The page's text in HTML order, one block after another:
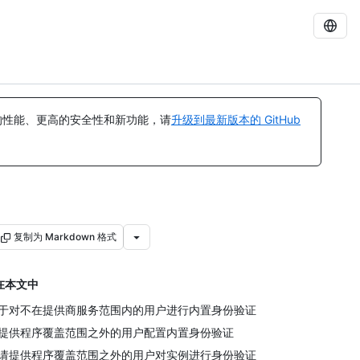
能、更高的安全性和新功能，请升级到最新版本的 GitHub
复制为 Markdown 格式
本文中
对不在提供商服务范围内的用户进行内置身份验证
供程序覆盖范围之外的用户配置内置身份验证
提供程序覆盖范围之外的用户对实例进行身份验证